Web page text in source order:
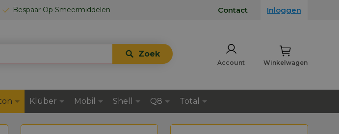
Bespaar Op Smeermiddelen Contact Inloggen
Winkelwagen
Zoek
Account
Klüber Mobil Shell Q8 Total